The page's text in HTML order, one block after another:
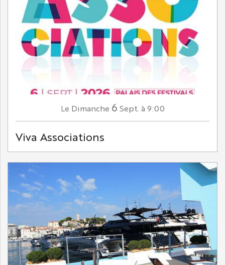
Le Dimanche 6 Sept. à 9:00
Viva Associations